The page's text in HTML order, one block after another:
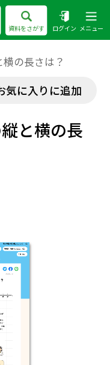
資料をさがす ログイン メニュー
横の長さは？
気に入りに追加
と横の長